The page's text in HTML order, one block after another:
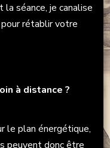
la séance, je canalise
rétablir votre
à distance ?
le plan énergétique,
peuvent donc être